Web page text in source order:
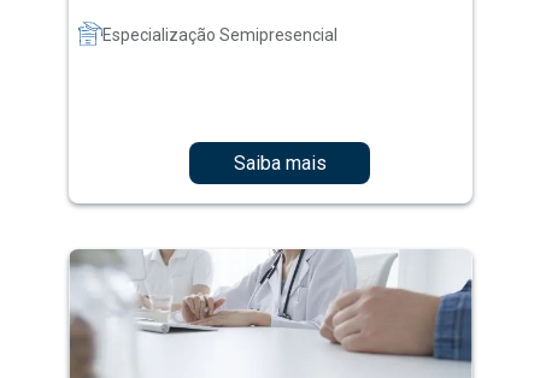
Especialização Semipresencial
Saiba mais